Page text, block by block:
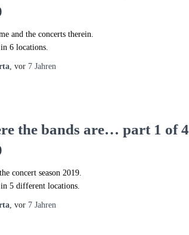
and the concerts therein.
6 locations.
, vor 7 Jahren
the bands are… part 1 of
concert season 2019.
in 5 different locations.
, vor 7 Jahren